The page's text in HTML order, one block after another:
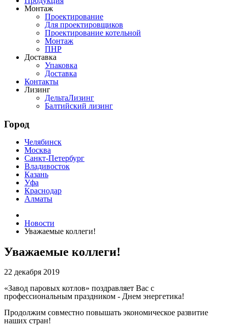
Монтаж
Проектирование
Для проектировщиков
Проектирование котельной
Монтаж
ПНР
Доставка
Упаковка
Доставка
Контакты
Лизинг
ДельтаЛизинг
Балтийский лизинг
Город
Челябинск
Москва
Санкт-Петербург
Владивосток
Казань
Уфа
Краснодар
Алматы
Новости
Уважаемые коллеги!
Уважаемые коллеги!
22 декабря 2019
«Завод паровых котлов» поздравляет Вас с
профессиональным праздником - Днем энергетика!
Продолжим совместно повышать экономическое развитие
наших стран!